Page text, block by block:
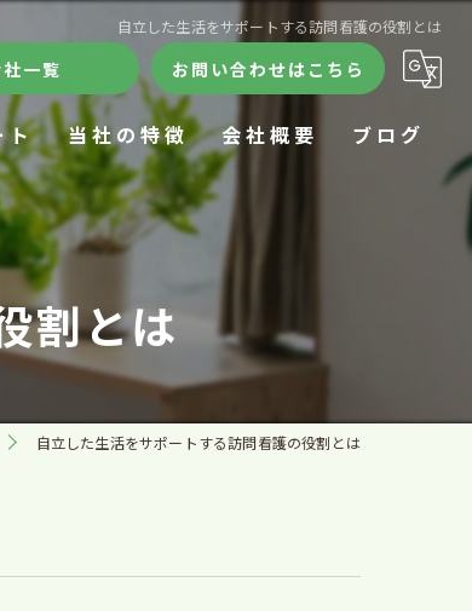
自立した生活をサポートする訪問看護の役割とは
一覧 お問い合わせはこちら
ト 当社の特徴
ケアハウス
24時間
在宅療養
会社概要
合同会社きずな
ケアハウスきずな
きずなデイサロン
ブログ
割とは
自立した生活をサポートする訪問看護の役割とは